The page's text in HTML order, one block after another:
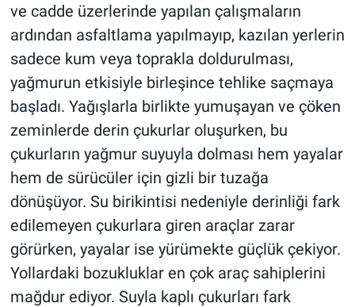
ve cadde üzerlerinde yapılan çalışmaların
ardından asfaltlama yapılmayıp, kazılan yerlerin
sadece kum veya toprakla doldurulması,
yağmurun etkisiyle birleşince tehlike saçmaya
başladı. Yağışlarla birlikte yumuşayan ve çöken
zeminlerde derin çukurlar oluşurken, bu
çukurların yağmur suyuyla dolması hem yayalar
hem de sürücüler için gizli bir tuzağa
dönüşüyor. Su birikintisi nedeniyle derinliği fark
edilemeyen çukurlara giren araçlar zarar
görürken, yayalar ise yürümekte güçlük çekiyor.
Yollardaki bozukluklar en çok araç sahiplerini
mağdur ediyor. Suyla kaplı çukurları fark